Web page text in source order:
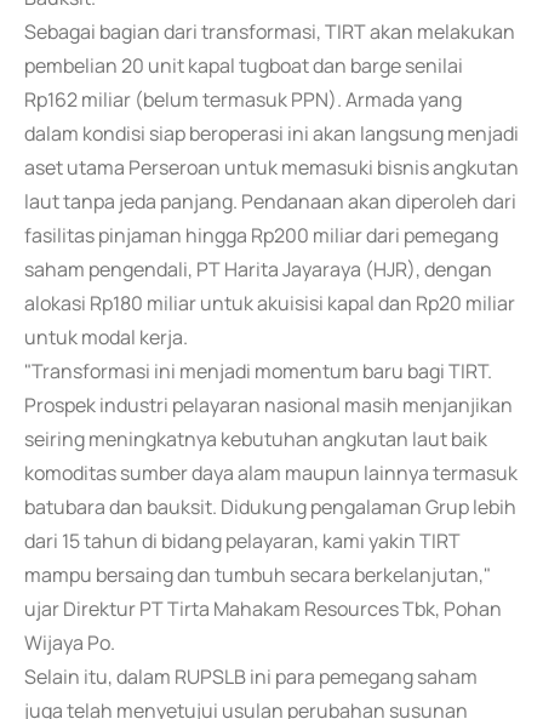
Sebagai bagian dari transformasi, TIRT akan melakukan
pembelian 20 unit kapal tugboat dan barge senilai
Rp162 miliar (belum termasuk PPN). Armada yang
dalam kondisi siap beroperasi ini akan langsung menjadi
aset utama Perseroan untuk memasuki bisnis angkutan
laut tanpa jeda panjang. Pendanaan akan diperoleh dari
fasilitas pinjaman hingga Rp200 miliar dari pemegang
saham pengendali, PT Harita Jayaraya (HJR), dengan
alokasi Rp180 miliar untuk akuisisi kapal dan Rp20 miliar
untuk modal kerja.
"Transformasi ini menjadi momentum baru bagi TIRT.
Prospek industri pelayaran nasional masih menjanjikan
seiring meningkatnya kebutuhan angkutan laut baik
komoditas sumber daya alam maupun lainnya termasuk
batubara dan bauksit. Didukung pengalaman Grup lebih
dari 15 tahun di bidang pelayaran, kami yakin TIRT
mampu bersaing dan tumbuh secara berkelanjutan,"
ujar Direktur PT Tirta Mahakam Resources Tbk, Pohan
Wijaya Po.
Selain itu, dalam RUPSLB ini para pemegang saham
juga telah menyetujui usulan perubahan susunan